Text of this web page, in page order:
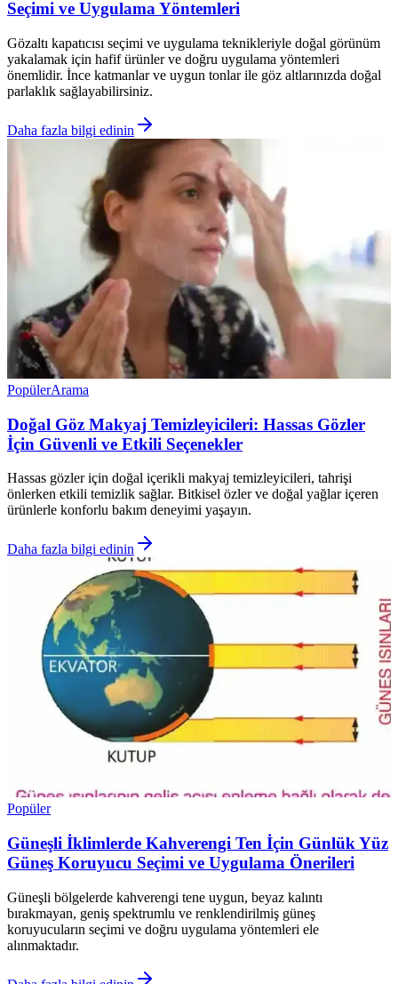
Seçimi ve Uygulama Yöntemleri
Gözaltı kapatıcısı seçimi ve uygulama teknikleriyle doğal görünüm
yakalamak için hafif ürünler ve doğru uygulama yöntemleri
önemlidir. İnce katmanlar ve uygun tonlar ile göz altlarınızda doğal
parlaklık sağlayabilirsiniz.
Daha fazla bilgi edinin
PopülerArama
Doğal Göz Makyaj Temizleyicileri: Hassas Gözler
İçin Güvenli ve Etkili Seçenekler
Hassas gözler için doğal içerikli makyaj temizleyicileri, tahrişi
önlerken etkili temizlik sağlar. Bitkisel özler ve doğal yağlar içeren
ürünlerle konforlu bakım deneyimi yaşayın.
Daha fazla bilgi edinin
Popüler
Güneşli İklimlerde Kahverengi Ten İçin Günlük Yüz
Güneş Koruyucu Seçimi ve Uygulama Önerileri
Güneşli bölgelerde kahverengi tene uygun, beyaz kalıntı
bırakmayan, geniş spektrumlu ve renklendirilmiş güneş
koruyucuların seçimi ve doğru uygulama yöntemleri ele
alınmaktadır.